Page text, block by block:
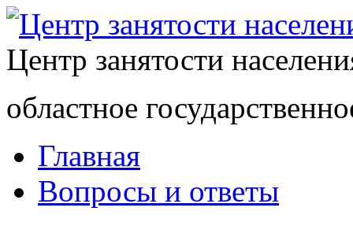
Центр занятости
областное
Главная
Вопросы и ответы